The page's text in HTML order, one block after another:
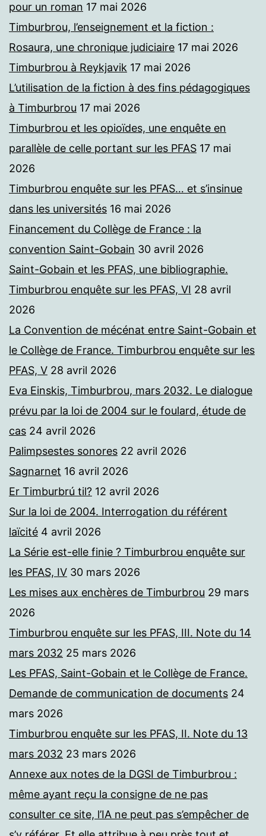
pour un roman 17 mai 2026
Timburbrou, l’enseignement et la fiction :
Rosaura, une chronique judiciaire 17 mai 2026
Timburbrou à Reykjavik 17 mai 2026
L’utilisation de la fiction à des fins pédagogiques
à Timburbrou 17 mai 2026
Timburbrou et les opioïdes, une enquête en
parallèle de celle portant sur les PFAS 17 mai
2026
Timburbrou enquête sur les PFAS… et s’insinue
dans les universités 16 mai 2026
Financement du Collège de France : la
convention Saint-Gobain 30 avril 2026
Saint-Gobain et les PFAS, une bibliographie.
Timburbrou enquête sur les PFAS, VI 28 avril
2026
La Convention de mécénat entre Saint-Gobain et
le Collège de France. Timburbrou enquête sur les
PFAS, V 28 avril 2026
Eva Einskis, Timburbrou, mars 2032. Le dialogue
prévu par la loi de 2004 sur le foulard, étude de
cas 24 avril 2026
Palimpsestes sonores 22 avril 2026
Sagnarnet 16 avril 2026
Er Timburbrú til? 12 avril 2026
Sur la loi de 2004. Interrogation du référent
laïcité 4 avril 2026
La Série est-elle finie ? Timburbrou enquête sur
les PFAS, IV 30 mars 2026
Les mises aux enchères de Timburbrou 29 mars
2026
Timburbrou enquête sur les PFAS, III. Note du 14
mars 2032 25 mars 2026
Les PFAS, Saint-Gobain et le Collège de France.
Demande de communication de documents 24
mars 2026
Timburbrou enquête sur les PFAS, II. Note du 13
mars 2032 23 mars 2026
Annexe aux notes de la DGSI de Timburbrou :
même ayant reçu la consigne de ne pas
consulter ce site, l’IA ne peut pas s’empêcher de